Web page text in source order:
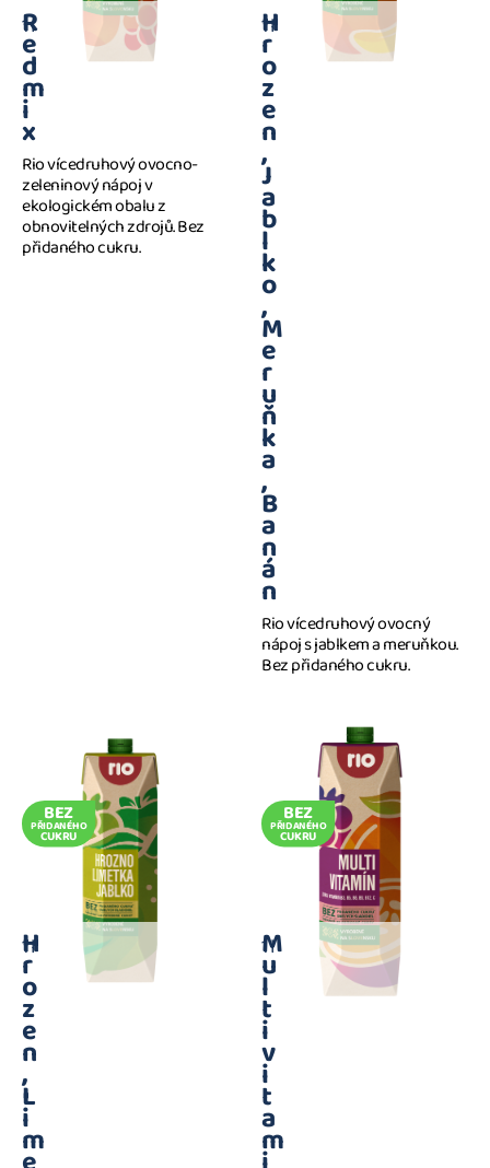
R
e
d
m
i
x
1 l
Rio vícedruhový ovocno-
zeleninový nápoj v
ekologickém obalu z
obnovitelných zdrojů. Bez
přidaného cukru.
H
r
o
z
e
n
,J
a
b
l
k
o
,M
e
r
u
ň
k
a
,B
a
n
á
n
1 l
Rio vícedruhový ovocný
nápoj s jablkem a meruňkou.
Bez přidaného cukru.
BEZ
PŘIDANÉHO
CUKRU
H
r
o
z
e
n
,L
i
m
1 l
BEZ
PŘIDANÉHO
CUKRU
M
u
l
t
i
v
i
t
a
m
1 l